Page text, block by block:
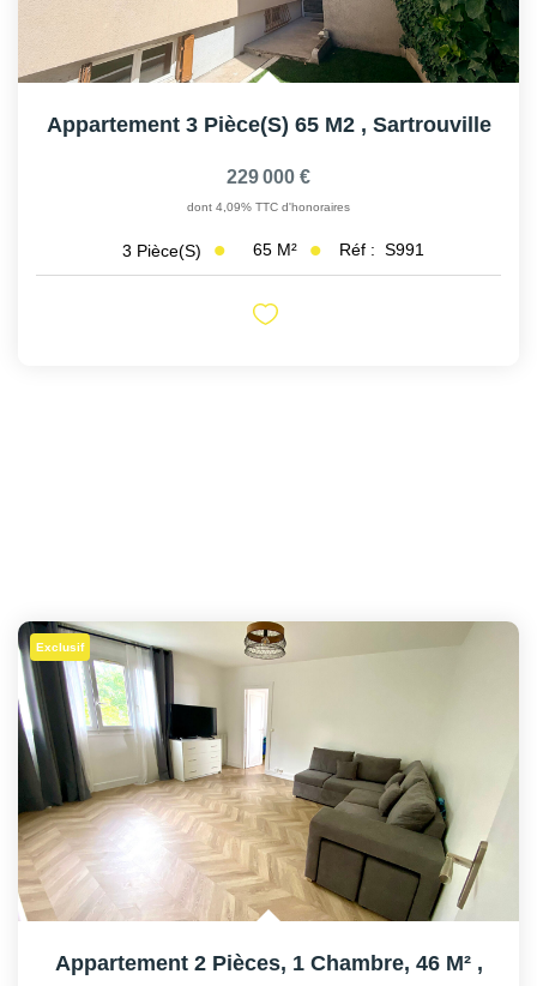
Appartement 3 Pièce(s) 65 M2 , Sartrouville
229 000 €
dont 4,09% TTC d'honoraires
3 Pièce(s) 65 M² Réf : S991
Exclusif
Appartement 2 Pièces, 1 Chambre, 46 M² ,